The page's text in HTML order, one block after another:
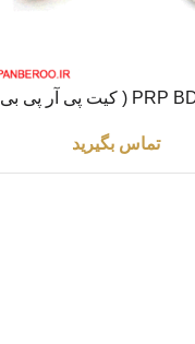
بیشتر
لوله PRP BD ( کیت پی آر پی بی
تماس بگیرید